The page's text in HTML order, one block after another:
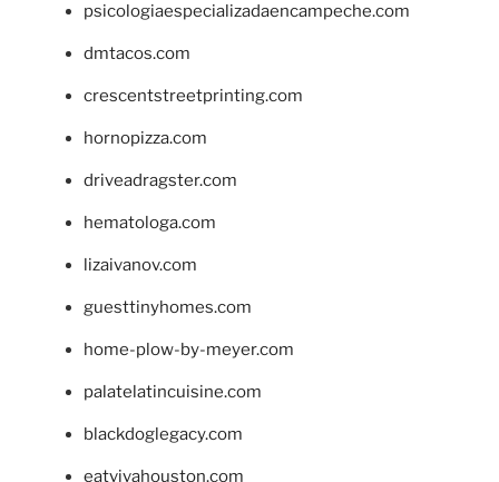
psicologiaespecializadaencampeche.com
dmtacos.com
crescentstreetprinting.com
hornopizza.com
driveadragster.com
hematologa.com
lizaivanov.com
guesttinyhomes.com
home-plow-by-meyer.com
palatelatincuisine.com
blackdoglegacy.com
eatvivahouston.com